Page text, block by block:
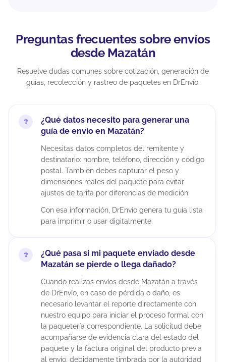
Preguntas frecuentes sobre envíos
desde Mazatán
Resuelve dudas comunes sobre cotización, generación de
guías, recolección y rastreo de paquetes en DrEnvío.
¿Qué datos necesito para generar una
guía de envío en Mazatán?
Necesitas datos completos del remitente y
destinatario: nombre, teléfono, dirección y código
postal. También debes capturar el peso y
dimensiones reales del paquete para evitar
ajustes de tarifa por diferencias de medición.
Con esa información, DrEnvío genera tu guía lista
para imprimir o usar digitalmente.
¿Qué pasa si mi paquete enviado desde
Mazatán se pierde o llega dañado?
Cuando realizas envíos desde Mazatán a través
de DrEnvío, en caso de pérdida o daño, es
necesario levantar el reporte directamente con
nuestro equipo para iniciar el proceso formal con
la paquetería correspondiente. La solicitud debe
acompañarse de evidencia clara del estado del
paquete y la factura original del producto previa
al envío, debidamente timbrada por la autoridad